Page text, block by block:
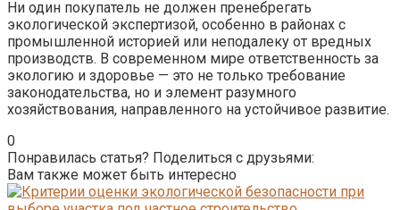
Ни один покупатель не должен пренебрегать
экологической экспертизой, особенно в районах с
промышленной историей или неподалеку от вредных
производств. В современном мире ответственность за
экологию и здоровье — это не только требование
законодательства, но и элемент разумного
хозяйствования, направленного на устойчивое развитие.
0
Понравилась статья? Поделиться с друзьями:
Вам также может быть интересно